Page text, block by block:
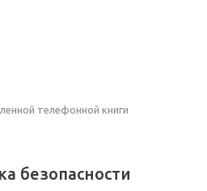
телефонной книги
безопасности